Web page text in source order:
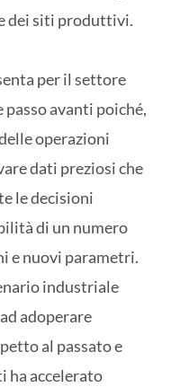
dei siti produttivi.
per il settore
avanti poiché,
operazioni
dati preziosi che
le decisioni
di un numero
e nuovi parametri.
industriale
adoperare
al passato e
ha accelerato